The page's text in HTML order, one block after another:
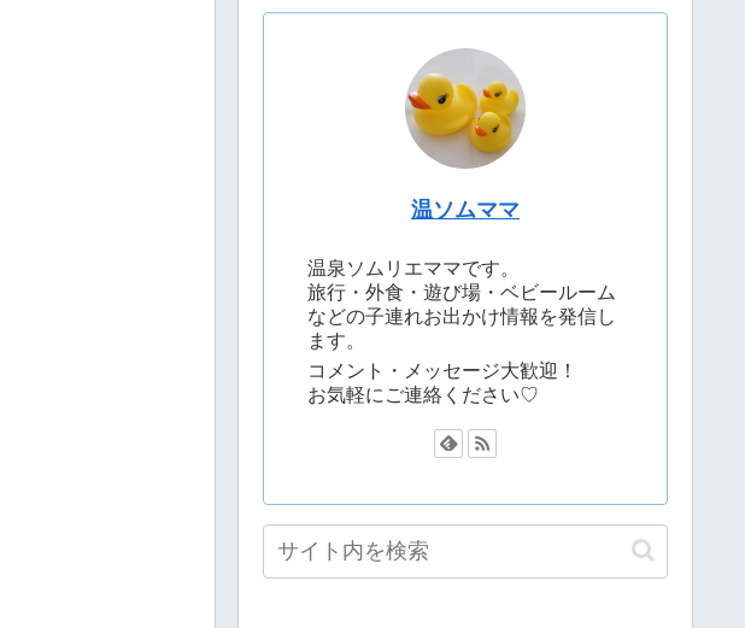
温ソムママ
温泉ソムリエママです。
旅行・外食・遊び場・ベビールーム
などの子連れお出かけ情報を発信し
ます。
コメント・メッセージ大歓迎！
お気軽にご連絡ください♡